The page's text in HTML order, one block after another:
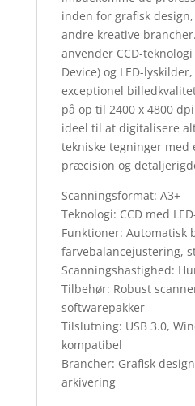
inden for grafisk
andre kreative
anvender CCD-
Device) og LED-
exceptionel
på op til 2400 x 4800
ideel til at digitalisere
tekniske tegninger med
præcision og
Scanningsformat: A3+
Teknologi: CCD med
Funktioner: Automatisk
farvebalancejustering,
Scanningshastighed:
Tilbehør: Robust
softwarepakker
Tilslutning: USB 3.0,
kompatibel
Brancher: Grafisk
arkivering